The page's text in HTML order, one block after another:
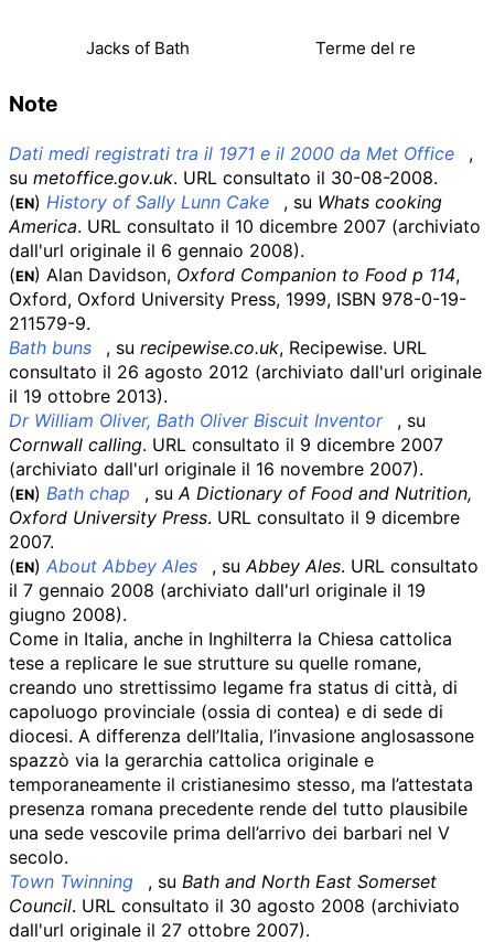
Jacks of Bath Terme del re
Note
Dati medi registrati tra il 1971 e il 2000 da Met Office
,
su metoffice.gov.uk. URL consultato il 30-08-2008.
(EN) History of Sally Lunn Cake , su Whats cooking
America. URL consultato il 10 dicembre 2007 (archiviato
dall'url originale il 6 gennaio 2008).
(EN) Alan Davidson, Oxford Companion to Food p 114,
Oxford, Oxford University Press, 1999, ISBN 978-0-19-
211579-9.
Bath buns
, su recipewise.co.uk, Recipewise. URL
consultato il 26 agosto 2012 (archiviato dall'url originale
il 19 ottobre 2013).
Dr William Oliver, Bath Oliver Biscuit Inventor
, su
Cornwall calling. URL consultato il 9 dicembre 2007
(archiviato dall'url originale il 16 novembre 2007).
(EN) Bath chap , su A Dictionary of Food and Nutrition,
Oxford University Press. URL consultato il 9 dicembre
2007.
(EN) About Abbey Ales , su Abbey Ales. URL consultato
il 7 gennaio 2008 (archiviato dall'url originale il 19
giugno 2008).
Come in Italia, anche in Inghilterra la Chiesa cattolica
tese a replicare le sue strutture su quelle romane,
creando uno strettissimo legame fra status di città, di
capoluogo provinciale (ossia di contea) e di sede di
diocesi. A differenza dell’Italia, l’invasione anglosassone
spazzò via la gerarchia cattolica originale e
temporaneamente il cristianesimo stesso, ma l’attestata
presenza romana precedente rende del tutto plausibile
una sede vescovile prima dell’arrivo dei barbari nel V
secolo.
Town Twinning
, su Bath and North East Somerset
Council. URL consultato il 30 agosto 2008 (archiviato
dall'url originale il 27 ottobre 2007).